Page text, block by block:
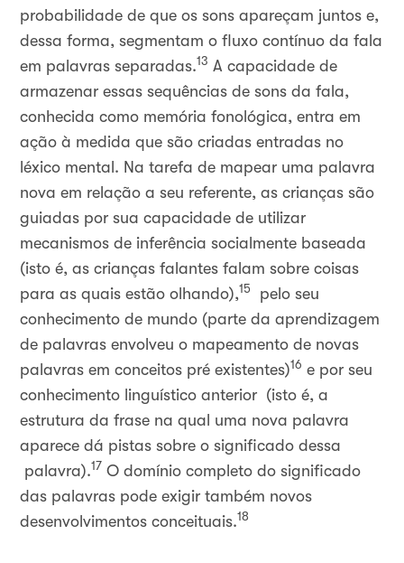
probabilidade de que os sons apareçam juntos e,
dessa forma, segmentam o fluxo contínuo da fala
em palavras separadas.13 A capacidade de
armazenar essas sequências de sons da fala,
conhecida como memória fonológica, entra em
ação à medida que são criadas entradas no
léxico mental. Na tarefa de mapear uma palavra
nova em relação a seu referente, as crianças são
guiadas por sua capacidade de utilizar
mecanismos de inferência socialmente baseada
(isto é, as crianças falantes falam sobre coisas
para as quais estão olhando),15
pelo seu
conhecimento de mundo (parte da aprendizagem
de palavras envolveu o mapeamento de novas
palavras em conceitos pré existentes)16 e por seu
conhecimento linguístico anterior (isto é, a
estrutura da frase na qual uma nova palavra
aparece dá pistas sobre o significado dessa
palavra).17 O domínio completo do significado
das palavras pode exigir também novos
desenvolvimentos conceituais.18